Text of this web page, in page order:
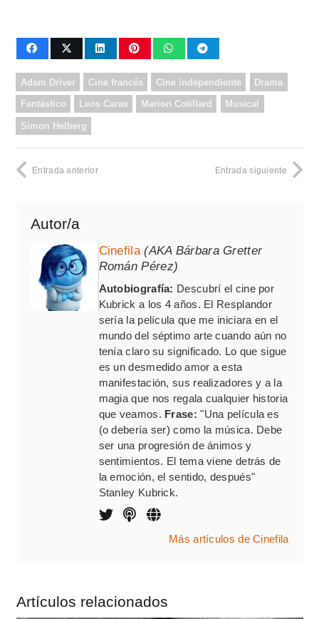
Adam Driver Cine francés Cine independiente Drama
Fantástico Leos Carax Marion Cotillard Musical
Simon Helberg
Entrada anterior Entrada siguiente
Autor/a
Cinefila (AKA Bárbara Gretter
Román Pérez)
Autobiografía: Descubrí el cine por
Kubrick a los 4 años. El Resplandor
sería la película que me iniciara en el
mundo del séptimo arte cuando aún no
tenía claro su significado. Lo que sigue
es un desmedido amor a esta
manifestación, sus realizadores y a la
magia que nos regala cualquier historia
que veamos. Frase: "Una película es
(o debería ser) como la música. Debe
ser una progresión de ánimos y
sentimientos. El tema viene detrás de
la emoción, el sentido, después"
Stanley Kubrick.
Más artículos de Cinefila
Artículos relacionados